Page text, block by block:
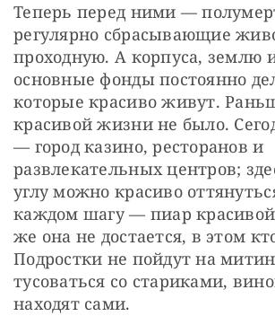
Теперь перед ними —
регулярно сбрасывающие
проходную. А корпуса, землю
основные фонды постоянно
которые красиво живут.
красивой жизни не было.
— город казино, ресторанов и
развлекательных центров;
углу можно красиво
каждом шагу — пиар
же она не достается, в этом
Подростки не пойдут на
тусоваться со стариками,
находят сами.